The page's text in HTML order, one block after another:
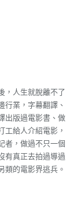
，人生就脫離不了
行業，字幕翻譯、
出版過電影書、做
工給人介紹電影，
者，做過不只一個
有真正去拍過導過
類的電影界逃兵。